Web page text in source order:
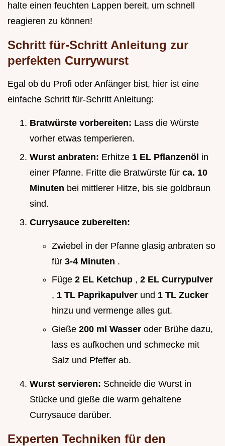
halte einen feuchten Lappen bereit, um schnell
reagieren zu können!
Schritt für-Schritt Anleitung zur
perfekten Currywurst
Egal ob du Profi oder Anfänger bist, hier ist eine
einfache Schritt für-Schritt Anleitung:
Bratwürste vorbereiten: Lass die Würste
vorher etwas temperieren.
Wurst anbraten: Erhitze 1 EL Pflanzenöl in
einer Pfanne. Fritte die Bratwürste für ca. 10
Minuten bei mittlerer Hitze, bis sie goldbraun
sind.
Currysauce zubereiten:
Zwiebel in der Pfanne glasig anbraten so
für 3-4 Minuten .
Füge 2 EL Ketchup , 2 EL Currypulver
, 1 TL Paprikapulver und 1 TL Zucker
hinzu und vermenge alles gut.
Gieße 200 ml Wasser oder Brühe dazu,
lass es aufkochen und schmecke mit
Salz und Pfeffer ab.
Wurst servieren: Schneide die Wurst in
Stücke und gieße die warm gehaltene
Currysauce darüber.
Experten Techniken für den